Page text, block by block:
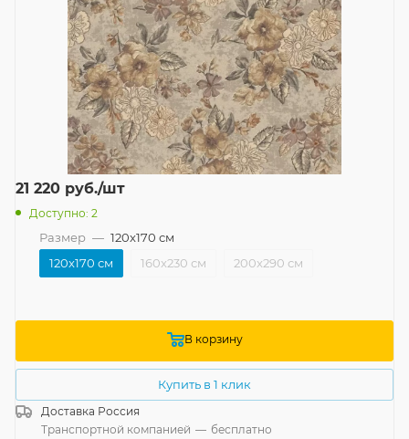
21 220 руб./шт
Доступно: 2
Размер — 120x170 см
120x170 см
160x230 см 200x290 см
В корзину
Купить в 1 клик
Доставка Россия
Транспортной компанией — бесплатно